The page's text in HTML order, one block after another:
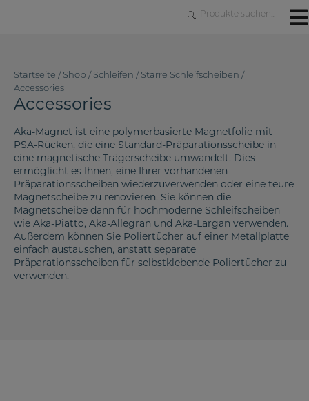
Startseite / Shop / Schleifen / Starre Schleifscheiben /
Accessories
Accessories
Aka-Magnet ist eine polymerbasierte Magnetfolie mit
PSA-Rücken, die eine Standard-Präparationsscheibe in
eine magnetische Trägerscheibe umwandelt. Dies
ermöglicht es Ihnen, eine Ihrer vorhandenen
Präparationsscheiben wiederzuverwenden oder eine teure
Magnetscheibe zu renovieren. Sie können die
Magnetscheibe dann für hochmoderne Schleifscheiben
wie Aka-Piatto, Aka-Allegran und Aka-Largan verwenden.
Außerdem können Sie Poliertücher auf einer Metallplatte
einfach austauschen, anstatt separate
Präparationsscheiben für selbstklebende Poliertücher zu
verwenden.